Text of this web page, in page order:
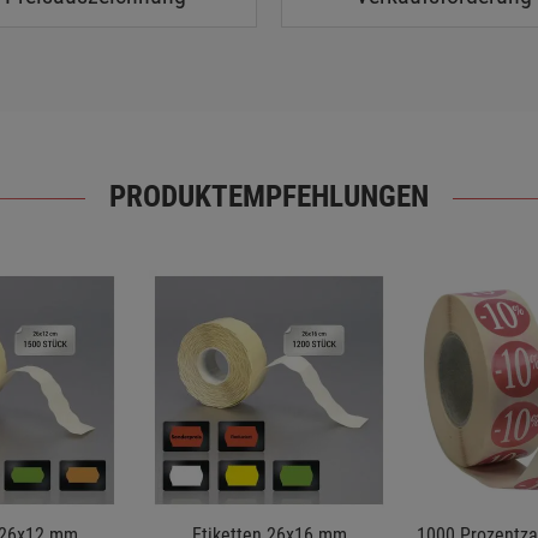
PRODUKTEMPFEHLUNGEN